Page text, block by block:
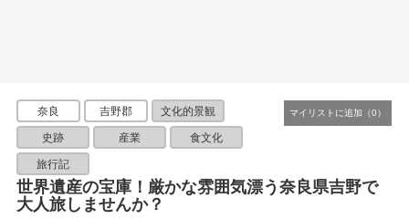
奈良 吉野郡 文化的景観
史跡 産業 食文化
旅行記
世界遺産の宝庫！厳かな雰囲気漂う奈良県吉野で
大人旅しませんか？